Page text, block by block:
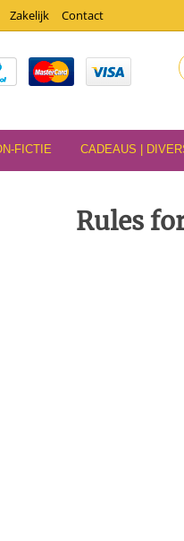
Zakelijk Contact
FICTIE CADEAUS |
Rules